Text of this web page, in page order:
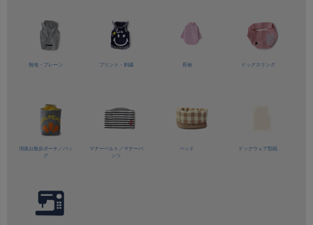
無地・プレーン プリント・刺繍 長袖 ドッグスリング
消臭お散歩ポーチ／バッ
グ
マナーベルト／ マナーパ
ンツ
ベッド ドッグウェア型紙